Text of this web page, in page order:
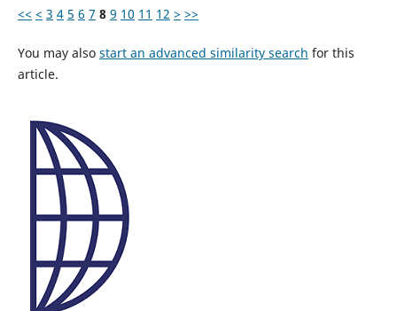
<< < 3 4 5 6 7 8 9 10 11 12 > >>
You may also start an advanced similarity search for this
article.